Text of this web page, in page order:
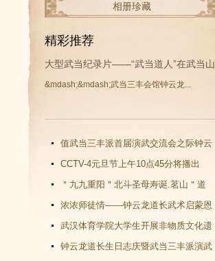
相册珍藏
精彩推荐
大型武当纪录片——“武当道人”在武当山
&mdash;&mdash;武当三丰会馆钟云龙...
值武当三丰派首届演武交流会之际钟云
龙道长再收新徒
CCTV-4元旦节上午10点45分将播出
《武当功夫传人 钟云龙》纪录片
＂九九重阳＂北斗圣母寿诞.茗山＂道
教文化＂汇演圆满谢幕
浓浓师徒情——钟云龙道长武术启蒙恩
师千里赴武当会面
武汉体育学院大学生开展非物质文化遗
产（武当武术）调查活动
钟云龙道长生日志庆暨武当三丰派演武